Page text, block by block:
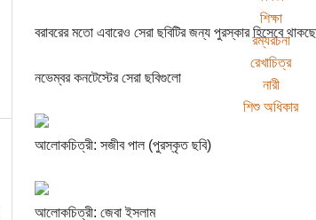
শিক্ষা
রম্যরচনা
রেখাচিত্র
নারী
শিশু অধিকার
বরাবরের মতো এবারেও সেরা ছবিটির জন্য পুরস্কার হিসেবে
নভেম্বর কনটেস্টের সেরা ছবিগুলো
আলোকচিত্রী: সজীব পাল (পুরস্কৃত ছবি)
আলোকচিত্রী: জেবা ইসলাম